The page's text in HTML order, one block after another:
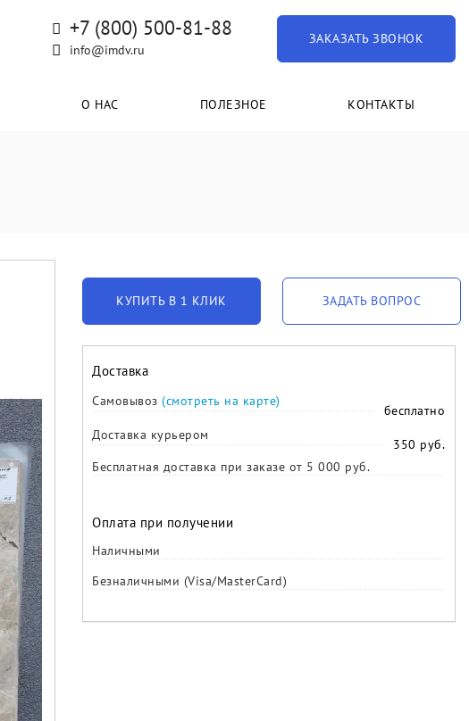
+7 (800) 500-81-88
info@imdv.ru
ЗАКАЗАТЬ ЗВОНОК
О НАС ПОЛЕЗНОЕ КОНТАКТЫ
КУПИТЬ В 1 КЛИК ЗАДАТЬ ВОПРОС
Доставка
Самовывоз (смотреть на карте)
бесплатно
Доставка курьером
350 руб.
Бесплатная доставка при заказе от 5 000 руб.
Оплата при получении
Наличными
Безналичными (Visa/MasterCard)